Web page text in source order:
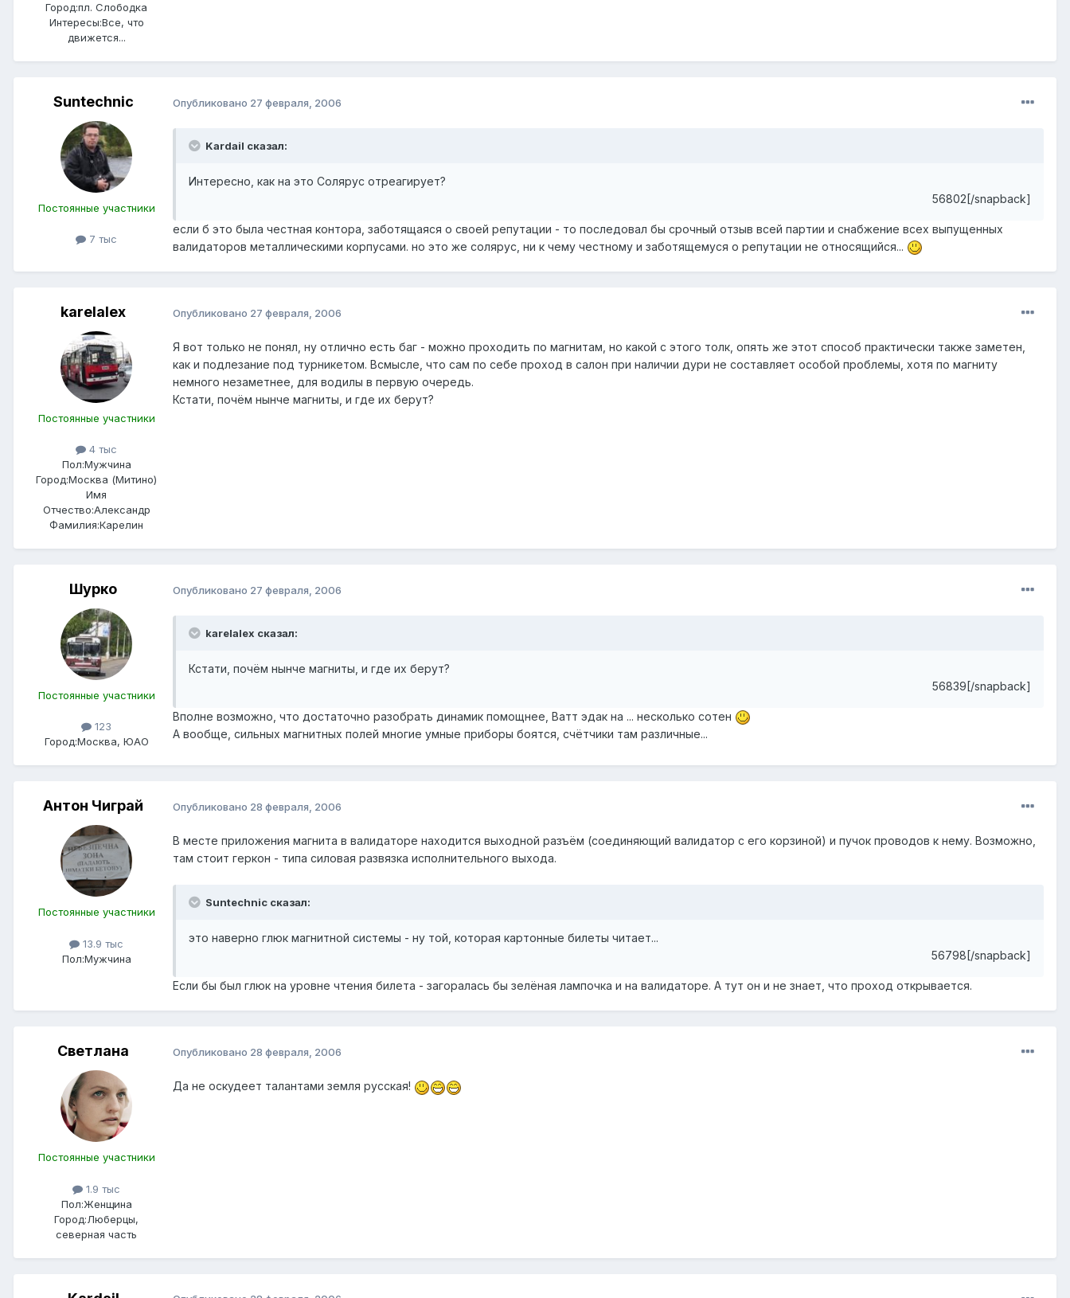
Город:пл. Слободка
Интересы:Все, что
движется...
Suntechnic
Постоянные участники
7 тыс
Опубликовано 27 февраля, 2006
Kardail сказал:
Интересно, как на это Солярус отреагирует?
56802[/snapback]
если б это была честная контора, заботящаяся о своей репутации - то последовал бы срочный отзыв всей партии и снабжение всех выпущенных
валидаторов металлическими корпусами. но это же солярус, ни к чему честному и заботящемуся о репутации не относящийся...
karelalex
Постоянные участники
4 тыс
Пол:Мужчина
Город:Москва (Митино)
Имя
Отчество:Александр
Фамилия:Карелин
Опубликовано 27 февраля, 2006
Я вот только не понял, ну отлично есть баг - можно проходить по магнитам, но какой с этого толк, опять же этот способ практически также заметен,
как и подлезание под турникетом. Всмысле, что сам по себе проход в салон при наличии дури не составляет особой проблемы, хотя по магниту
немного незаметнее, для водилы в первую очередь.
Кстати, почём нынче магниты, и где их берут?
Шурко
Постоянные участники
123
Город:Москва, ЮАО
Опубликовано 27 февраля, 2006
karelalex сказал:
Кстати, почём нынче магниты, и где их берут?
56839[/snapback]
Вполне возможно, что достаточно разобрать динамик помощнее, Ватт эдак на ... несколько сотен
А вообще, сильных магнитных полей многие умные приборы боятся, счётчики там различные...
Антон Чиграй
Постоянные участники
13.9 тыс
Пол:Мужчина
Опубликовано 28 февраля, 2006
В месте приложения магнита в валидаторе находится выходной разъём (соединяющий валидатор с его корзиной) и пучок проводов к нему. Возможно,
там стоит геркон - типа силовая развязка исполнительного выхода.
Suntechnic сказал:
это наверно глюк магнитной системы - ну той, которая картонные билеты читает...
56798[/snapback]
Если бы был глюк на уровне чтения билета - загоралась бы зелёная лампочка и на валидаторе. А тут он и не знает, что проход открывается.
Светлана
Постоянные участники
1.9 тыс
Пол:Женщина
Город:Люберцы,
северная часть
Опубликовано 28 февраля, 2006
Да не оскудеет талантами земля русская!